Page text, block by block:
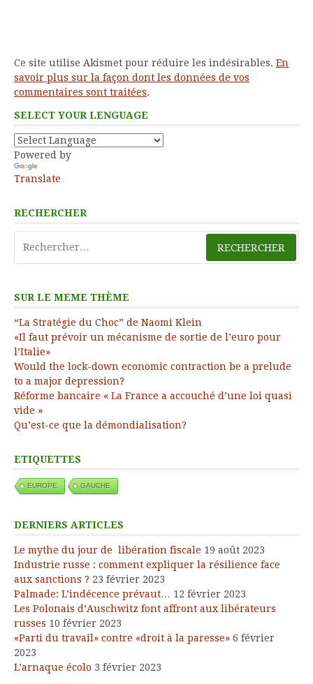
Ce site utilise Akismet pour réduire les indésirables. En
savoir plus sur la façon dont les données de vos
commentaires sont traitées.
SELECT YOUR LENGUAGE
Powered by
Translate
RECHERCHER
SUR LE MEME THÈME
“La Stratégie du Choc” de Naomi Klein
«Il faut prévoir un mécanisme de sortie de l’euro pour
l’Italie»
Would the lock-down economic contraction be a prelude
to a major depression?
Réforme bancaire « La France a accouché d’une loi quasi
vide »
Qu’est-ce que la démondialisation?
ETIQUETTES
EUROPE GAUCHE
DERNIERS ARTICLES
Le mythe du jour de libération fiscale 19 août 2023
Industrie russe : comment expliquer la résilience face
aux sanctions ? 23 février 2023
Palmade: L’indécence prévaut… 12 février 2023
Les Polonais d’Auschwitz font affront aux libérateurs
russes 10 février 2023
«Parti du travail» contre «droit à la paresse» 6 février
2023
L’arnaque écolo 3 février 2023